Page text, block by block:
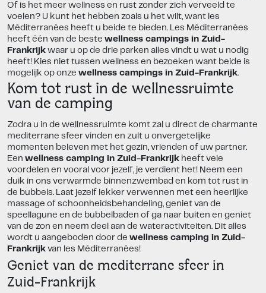
Of is het meer wellness en rust zonder zich verveeld te
voelen? U kunt het hebben zoals u het wilt, want les
Méditerranées heeft u beide te bieden. Les Méditerranées
heeft één van de beste wellness campings in Zuid-
Frankrijk waar u op de drie parken alles vindt u wat u nodig
heeft! Kies niet tussen wellness en bezoeken want beide is
mogelijk op onze wellness campings in Zuid-Frankrijk.
Kom tot rust in de wellnessruimte
van de camping
Zodra u in de wellnessruimte komt zal u direct de charmante
mediterrane sfeer vinden en zult u onvergetelijke
momenten beleven met het gezin, vrienden of uw partner.
Een wellness camping in Zuid-Frankrijk heeft vele
voordelen en vooral voor jezelf, je verdient het! Neem een
duik in ons verwarmde binnenzwembad en kom tot rust in
de bubbels. Laat jezelf lekker verwennen met een heerlijke
massage of schoonheidsbehandeling, geniet van de
speellagune en de bubbelbaden of ga naar buiten en geniet
van de zon en neem deel aan de wateractiviteiten. Dit alles
wordt u aangeboden door de wellness camping in Zuid-
Frankrijk van les Méditerranées!
Geniet van de mediterrane sfeer in
Zuid-Frankrijk